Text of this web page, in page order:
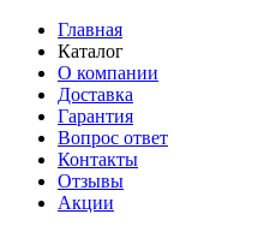
Главная
Каталог
О компании
Доставка
Гарантия
Вопрос ответ
Контакты
Отзывы
Акции